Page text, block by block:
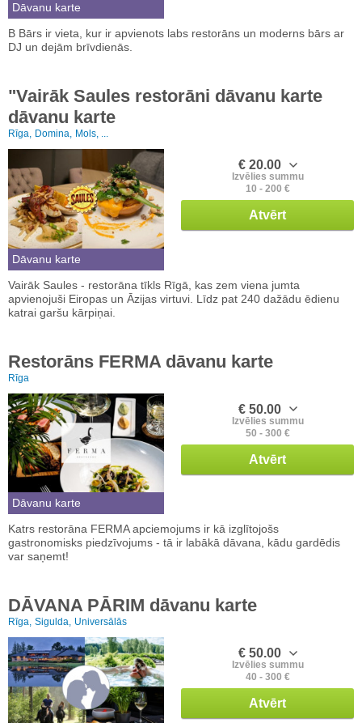
Dāvanu karte
B Bārs ir vieta, kur ir apvienots labs restorāns un moderns bārs ar
DJ un dejām brīvdienās.
"Vairāk Saules restorāni dāvanu karte
dāvanu karte
Rīga, Domina, Mols, ...
Dāvanu karte
€ 20.00
Izvēlies summu
10 - 200 €
Atvērt
Vairāk Saules - restorāna tīkls Rīgā, kas zem viena jumta
apvienojuši Eiropas un Āzijas virtuvi. Līdz pat 240 dažādu ēdienu
katrai garšu kārpiņai.
Restorāns FERMA dāvanu karte
Rīga
Dāvanu karte
€ 50.00
Izvēlies summu
50 - 300 €
Atvērt
Katrs restorāna FERMA apciemojums ir kā izglītojošs
gastronomisks piedzīvojums - tā ir labākā dāvana, kādu gardēdis
var saņemt!
DĀVANA PĀRIM dāvanu karte
Rīga, Sigulda, Universālās
€ 50.00
Izvēlies summu
40 - 300 €
Atvērt